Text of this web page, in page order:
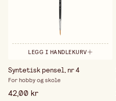
LEGG I HANDLEKURV
Syntetisk pensel, nr 4
For hobby og skole
42,00 kr